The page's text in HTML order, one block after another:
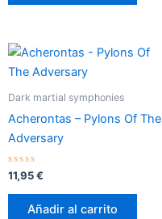
Dark martial symphonies
Acherontas – Pylons Of The
Adversary
Valorado
con
0
11,95€
Añadir al carrito